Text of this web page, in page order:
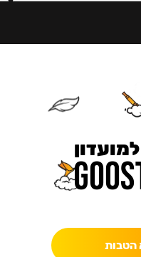
הטבות